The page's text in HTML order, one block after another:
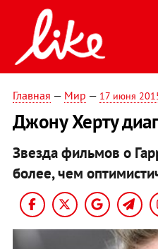
Главная — Мир — 17 июня
Джону Херту
Звезда фильмов о
более, чем